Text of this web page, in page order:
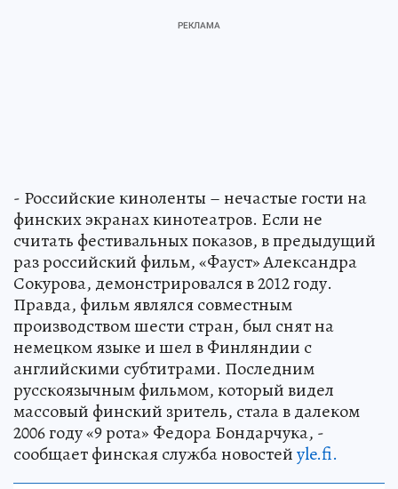
- Российские киноленты – нечастые гости на
финских экранах кинотеатров. Если не
считать фестивальных показов, в предыдущий
раз российский фильм, «Фауст» Александра
Сокурова, демонстрировался в 2012 году.
Правда, фильм являлся совместным
производством шести стран, был снят на
немецком языке и шел в Финляндии с
английскими субтитрами. Последним
русскоязычным фильмом, который видел
массовый финский зритель, стала в далеком
2006 году «9 рота» Федора Бондарчука, -
сообщает финская служба новостейyle.fi.